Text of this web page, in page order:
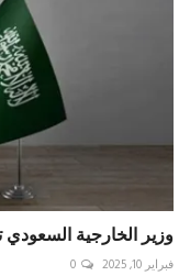
وزير الخارجية السعودي
فبراير 10, 2025 0